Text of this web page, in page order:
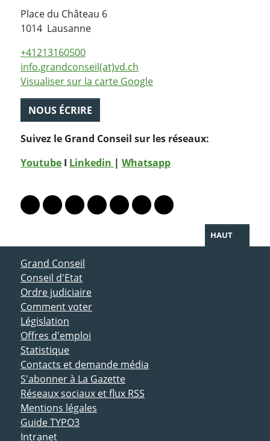
Place du Château 6
1014 LausanneSuisse
+41213160500
info.grandconseil(at)vd.ch
Visualiser sur la carte Google
NOUS ÉCRIRE
Suivez le Grand Conseil sur les réseaux:
Youtube I Linkedin | Whatsapp
Lien vers le profil Mastodon
Lien vers le profil Bluesky
Lien vers le profil Instagram
Lien vers le profil Linkedin
Lien vers le profil Facebook
Lien vers le profil Twitter
Partager par WhatsApp
HAUT
ACCÈS DIRECT
Grand Conseil
Conseil d'Etat
Ordre judiciaire
Comment voter
Législation
Offres d'emploi
Statistique
Contacts et demande média
S'abonner à La Gazette
Réseaux sociaux et flux RSS
Mentions légales
Guide TYPO3
Intranet